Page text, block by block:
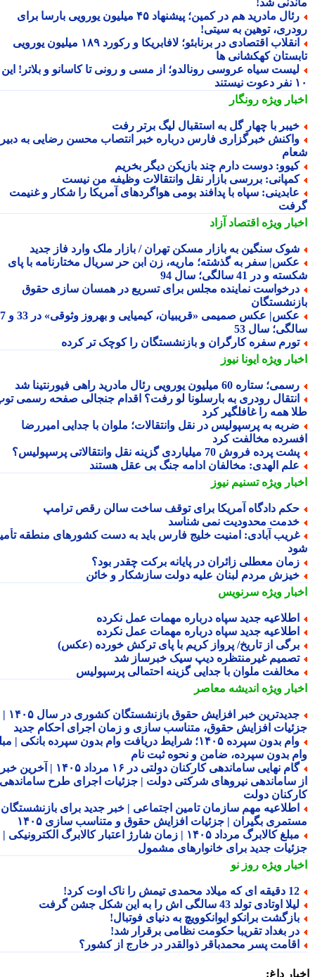
شد!
رئال مادرید هم در کمین؛ پیشنهاد ۴۵ میلیون یورویی بارسا برای
توهین به سیتی!
انقلاب اقتصادی در برنابئو؛ لافابریکا و رکورد ۱۸۹ میلیون یورویی
کهکشانی ها
سیاه عروسی رونالدو؛ از مسی و رونی تا کاسانو و بلاتر! این
ویژهرونگار
با چهار گل به استقبال لیگ برتر رفت
خبرگزاری فارس درباره خبر انتصاب محسن رضایی به دبیری
دوست دارم چند بازیکن دیگر بخریم
بررسی بازار نقل وانتقالات وظیفه من نیست
سپاه با پدافند بومی هواگردهای آمریکا را شکار و غنیمت
ویژهاقتصاد آزاد
سنگین به بازار مسکن تهران / بازار ملک وارد فاز جدید
سفر به گذشته؛ ماریه، زن ابن حر سریال مختارنامه با پای
و در 41 سالگی؛ سال 94
نماینده مجلس برای تسریع در همسان سازی حقوق
عکس| عکس صمیمی «قریبیان، کیمیایی و بهروز وثوقی» در 33 و 37
سال 53
سفره کارگران و بازنشستگان را کوچک تر کرده
ویژهایونا نیوز
ستاره 60 میلیون یورویی رئال مادرید راهی فیورنتینا شد
رودری به بارسلونا لو رفت؟ اقدام جنجالی صفحه رسمی توپ
همه را غافلگیر کرد
به پرسپولیس در نقل وانتقالات؛ ملوان با جدایی امیررضا
مخالفت کرد
پرده فروش 70 میلیاردی گزینه نقل وانتقالاتی پرسپولیس؟
الهدی: مخالفان ادامه جنگ بی عقل هستند
ویژهتسنیم نیوز
دادگاه آمریکا برای توقف ساخت سالن رقص ترامپ
محدودیت نمی شناسد
آبادی: امنیت خلیج فارس باید به دست کشورهای منطقه تأمین
معطلی زائران در پایانه برکت چقدر بود؟
مردم لبنان علیه دولت سازشکار و خائن
ویژهسرنویس
جدید سپاه درباره مهمات عمل نکرده
جدید سپاه درباره مهمات عمل نکرده
از تاریخ/ پرواز کریم با پای ترکش خورده (عکس)
غیرمنتظره دیپ سیک خبرساز شد
ملوان با جدایی گزینه احتمالی پرسپولیس
ویژهاندیشه معاصر
جدیدترین خبر افزایش حقوق بازنشستگان کشوری در سال ۱۴۰۵ |
افزایش حقوق، متناسب سازی و زمان اجرای احکام جدید
وام بدون سپرده ۱۴۰۵؛ شرایط دریافت وام بدون سپرده بانکی | مبلغ
بدون سپرده، ضامن و نحوه ثبت نام
گام نهایی ساماندهی کارکنان دولتی در ۱۶ مرداد ۱۴۰۵ | آخرین خبر
ساماندهی نیروهای شرکتی دولت | جزئیات اجرای طرح ساماندهی
دولت
مهم سازمان تامین اجتماعی | خبر جدید برای بازنشستگان و
بگیران | جزئیات افزایش حقوق و متناسب سازی ۱۴۰۵
مبلغ کالابرگ مرداد ۱۴۰۵ | زمان شارژ اعتبار کالابرگ الکترونیکی |
جدید برای خانوارهای مشمول
ویژهروز نو
میلاد محمدی تیمش را ناک اوت کرد!
اوتادی تولد 43 سالگی اش را به این شکل جشن گرفت
برانکو ایوانکوویچ به دنیای فوتبال!
بغداد تقریبا حکومت نظامی برقرار شد!
پسر محمدباقر ذوالقدر در خارج از کشور؟
داغ: